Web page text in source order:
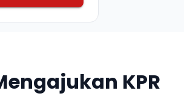
KPR